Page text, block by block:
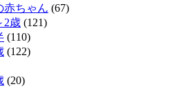
赤ちゃん (67)
2歳 (121)
(110)
(122)
(20)